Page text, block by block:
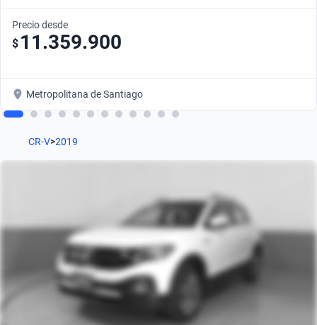
Precio desde
$ 11.359.900
Metropolitana de Santiago
CR-V>2019